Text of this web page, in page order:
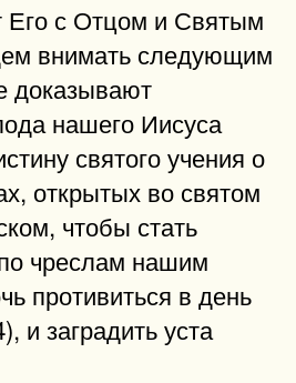
Его с Отцом и Святым
внимать следующим
доказывают
нашего Иисуса
святого учения о
открытых во святом
чтобы стать
чреслам нашим
противиться в день
и заградить уста